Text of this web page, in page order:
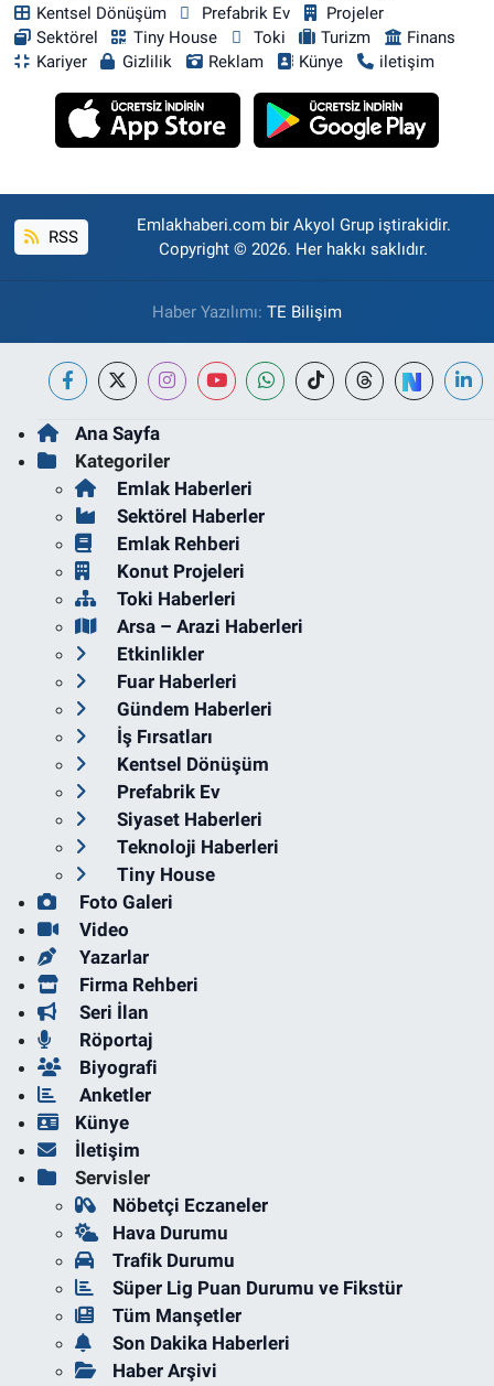
Kentsel Dönüşüm
Prefabrik Ev
Projeler
Sektörel
Tiny House Toki Turizm
Finans
Kariyer
Gizlilik Reklam Künye iletişim
RSS
Emlakhaberi.com bir Akyol Grup iştirakidir.
Copyright © 2026. Her hakkı saklıdır.
Haber Yazılımı: TE Bilişim
Ana Sayfa
Kategoriler
Emlak Haberleri
Sektörel Haberler
Emlak Rehberi
Konut Projeleri
Toki Haberleri
Arsa – Arazi Haberleri
Etkinlikler
Fuar Haberleri
Gündem Haberleri
İş Fırsatları
Kentsel Dönüşüm
Prefabrik Ev
Siyaset Haberleri
Teknoloji Haberleri
Tiny House
Foto Galeri
Video
Yazarlar
Firma Rehberi
Seri İlan
Röportaj
Biyografi
Anketler
Künye
İletişim
Servisler
Nöbetçi Eczaneler
Hava Durumu
Trafik Durumu
Süper Lig Puan Durumu ve Fikstür
Tüm Manşetler
Son Dakika Haberleri
Haber Arşivi